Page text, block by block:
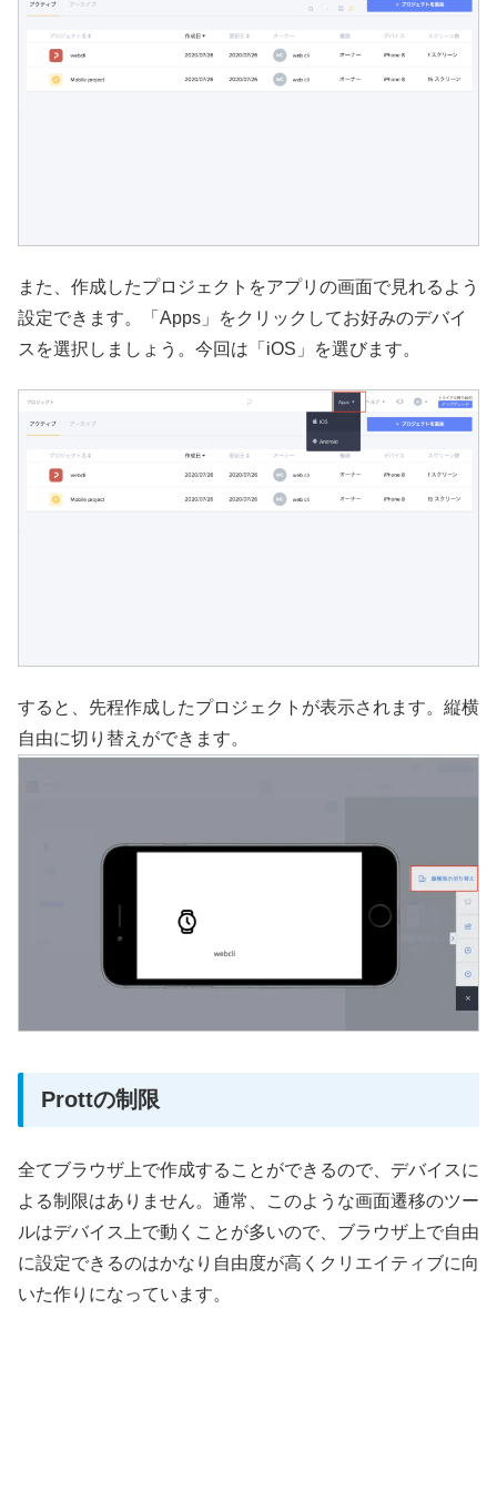
また、作成したプロジェクトをアプリの画面で見れるよう
設定できます。「Apps」をクリックしてお好みのデバイ
スを選択しましょう。今回は「iOS」を選びます。
すると、先程作成したプロジェクトが表示されます。縦横
自由に切り替えができます。
Prottの制限
全てブラウザ上で作成することができるので、デバイスに
よる制限はありません。通常、このような画面遷移のツー
ルはデバイス上で動くことが多いので、ブラウザ上で自由
に設定できるのはかなり自由度が高くクリエイティブに向
いた作りになっています。